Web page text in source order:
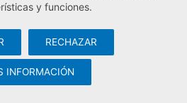
la Economía Social y del Trabajo
y política de privacidad
web:Visualco
y funciones.
RECHAZAR
INFORMACIÓN